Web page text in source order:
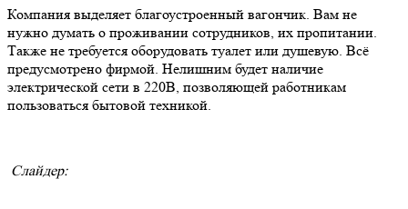
Компания выделяет благоустроенный вагончик. Вам не
нужно думать о проживании сотрудников, их пропитании.
Также не требуется оборудовать туалет или душевую. Всё
предусмотрено фирмой. Нелишним будет наличие
электрической сети в 220В, позволяющей работникам
пользоваться бытовой техникой.
Слайдер: